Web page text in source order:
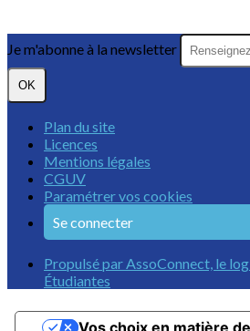
Je m'abonne à la newsletter
OK
Plan du site
Licences
Mentions légales
CGUV
Paramétrer vos cookies
Se connecter
Propulsé par AssoConnect, le
Étudiantes